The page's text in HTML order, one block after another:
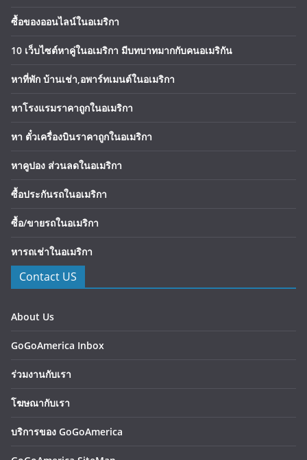
ซื้อของออนไลน์ในอเมริกา
10 เว็บไซต์หาคู่ในอเมริกา มีบทบาทมากกับคนอเมริกัน
หาที่พัก บ้านเช่า,อพาร์ทเมนต์ในอเมริกา
หาโรงแรมราคาถูกในอเมริกา
หา ตั๋วเครื่องบินราคาถูกในอเมริกา
หาคูปอง ส่วนลดในอเมริกา
ซื้อประกันรถในอเมริกา
ซื้อ/ขายรถในอเมริกา
หารถเช่าในอเมริกา
Contact US
About Us
GoGoAmerica Inbox
ร่วมงานกับเรา
โฆษณากับเรา
บริการของ GoGoAmerica